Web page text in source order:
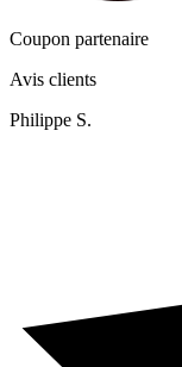
Coupon partenaire
Avis clients
Philippe S.